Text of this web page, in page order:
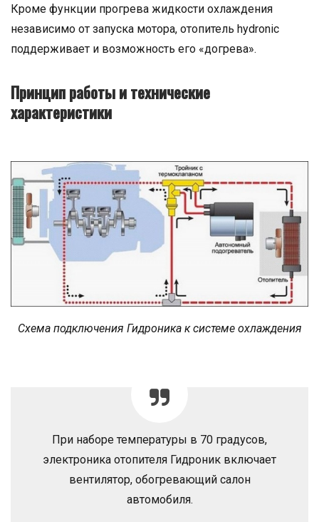
Кроме функции прогрева жидкости охлаждения
независимо от запуска мотора, отопитель hydronic
поддерживает и возможность его «догрева».
Принцип работы и технические
характеристики
Схема подключения Гидроника к системе охлаждения
При наборе температуры в 70 градусов,
электроника отопителя Гидроник включает
вентилятор, обогревающий салон
автомобиля.